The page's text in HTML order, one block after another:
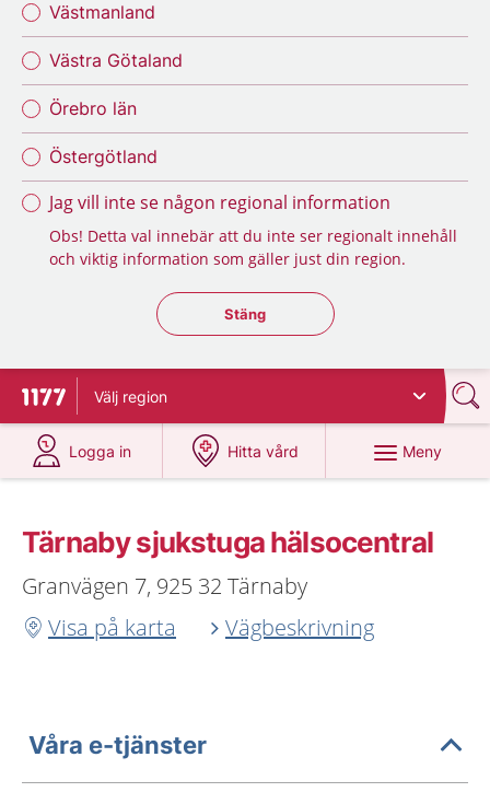
Västmanland
Västra Götaland
Örebro län
Östergötland
Jag vill inte se någon regional information
Obs! Detta val innebär att du inte ser regionalt innehåll
och viktig information som gäller just din region.
Stäng regionsväljaren
Stäng
Till startsidan för 1177
Välj region
Logga in
på 1177.se
Hitta vård
på 1177.se
Meny
Tärnaby sjukstuga hälsocentral
Granvägen 7, 925 32 Tärnaby
Visa på karta
Vägbeskrivning
Våra e-tjänster